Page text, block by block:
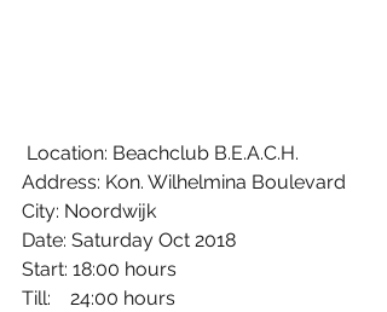
Location: Beachclub B.E.A.C.H.
Address: Kon. Wilhelmina Boulevard
City: Noordwijk
Date: Saturday Oct 2018
Start: 18:00 hours
Till:    24:00 hours